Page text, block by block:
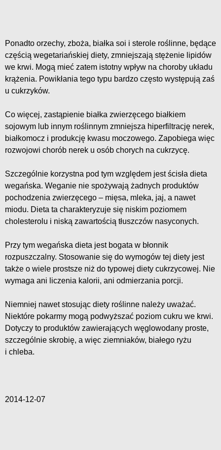
Ponadto orzechy, zboża, białka soi i sterole roślinne, będące
częścią wegetariańskiej diety, zmniejszają stężenie lipidów
we krwi. Mogą mieć zatem istotny wpływ na choroby układu
krążenia. Powikłania tego typu bardzo często występują zaś
u cukrzyków.
Co więcej, zastąpienie białka zwierzęcego białkiem
sojowym lub innym roślinnym zmniejsza hiperfiltrację nerek,
białkomocz i produkcję kwasu moczowego. Zapobiega więc
rozwojowi chorób nerek u osób chorych na cukrzycę.
Szczególnie korzystna pod tym względem jest ścisła dieta
wegańska. Weganie nie spożywają żadnych produktów
pochodzenia zwierzęcego – mięsa, mleka, jaj, a nawet
miodu. Dieta ta charakteryzuje się niskim poziomem
cholesterolu i niską zawartością tłuszczów nasyconych.
Przy tym wegańska dieta jest bogata w błonnik
rozpuszczalny. Stosowanie się do wymogów tej diety jest
także o wiele prostsze niż do typowej diety cukrzycowej. Nie
wymaga ani liczenia kalorii, ani odmierzania porcji.
Niemniej nawet stosując diety roślinne należy uważać.
Niektóre pokarmy mogą podwyższać poziom cukru we krwi.
Dotyczy to produktów zawierających węglowodany proste,
szczególnie skrobię, a więc ziemniaków, białego ryżu
i chleba.
2014-12-07